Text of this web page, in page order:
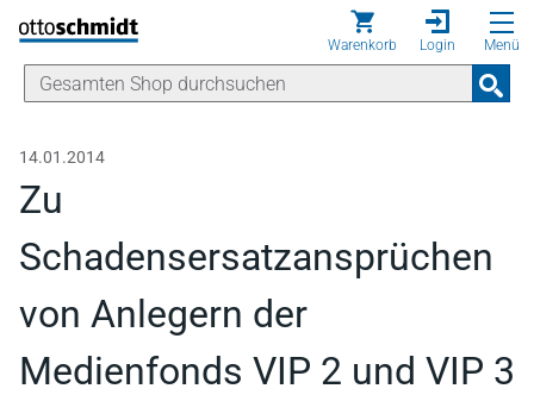
Direkt zum Inhalt
Warenkorb Login Menü
14.01.2014
Zu
Schadensersatzansprüchen
von Anlegern der
Medienfonds VIP 2 und VIP 3